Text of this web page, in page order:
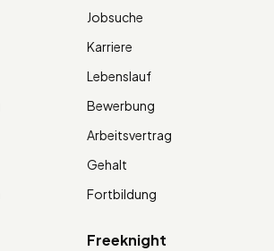
Jobsuche
Karriere
Lebenslauf
Bewerbung
Arbeitsvertrag
Gehalt
Fortbildung
Freeknight